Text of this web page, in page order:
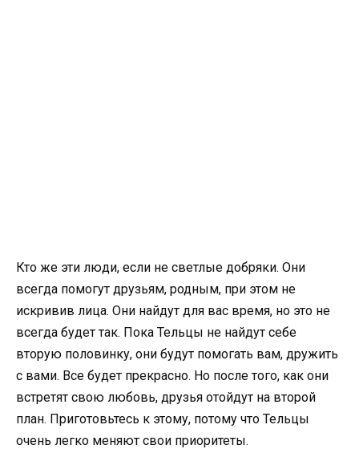
Кто же эти люди, если не светлые добряки. Они
всегда помогут друзьям, родным, при этом не
искривив лица. Они найдут для вас время, но это не
всегда будет так. Пока Тельцы не найдут себе
вторую половинку, они будут помогать вам, дружить
с вами. Все будет прекрасно. Но после того, как они
встретят свою любовь, друзья отойдут на второй
план. Приготовьтесь к этому, потому что Тельцы
очень легко меняют свои приоритеты.